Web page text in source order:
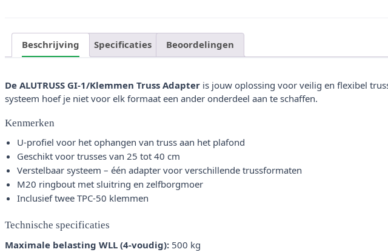
Beschrijving Specificaties Beoordelingen
De ALUTRUSS GI-1/Klemmen Truss Adapter is jouw oplossing voor veilig en flexibel
systeem hoef je niet voor elk formaat een ander onderdeel aan te schaffen.
Kenmerken
U-profiel voor het ophangen van truss aan het plafond
Geschikt voor trusses van 25 tot 40 cm
Verstelbaar systeem – één adapter voor verschillende trussformaten
M20 ringbout met sluitring en zelfborgmoer
Inclusief twee TPC-50 klemmen
Technische specificaties
Maximale belasting WLL (4-voudig): 500 kg